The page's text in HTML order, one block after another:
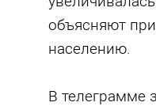
объясняют
населению.
В телеграмме